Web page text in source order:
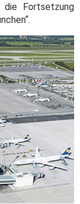
Fortsetzung